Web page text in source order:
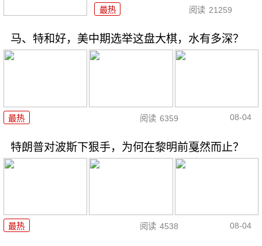
最热 阅读 21259
马、特和好，美中期选举这盘大棋，水有多深？
最热 阅读 6359 08-04
特朗普对波斯下狠手，为何在黎明前戛然而止？
最热 阅读 4538 08-04